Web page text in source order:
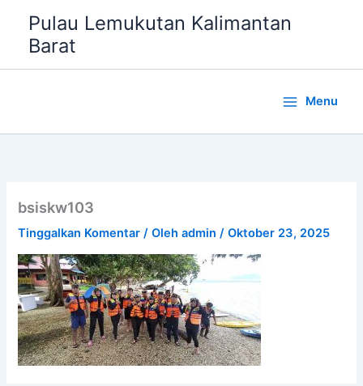
konten
Pulau Lemukutan Kalimantan
Barat
Menu
bsiskw103
Tinggalkan Komentar / Olehadmin/Oktober 23, 2025